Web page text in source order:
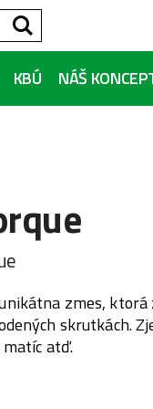
KBÚ NÁŠ
zmes,
skrutkách.
atď.